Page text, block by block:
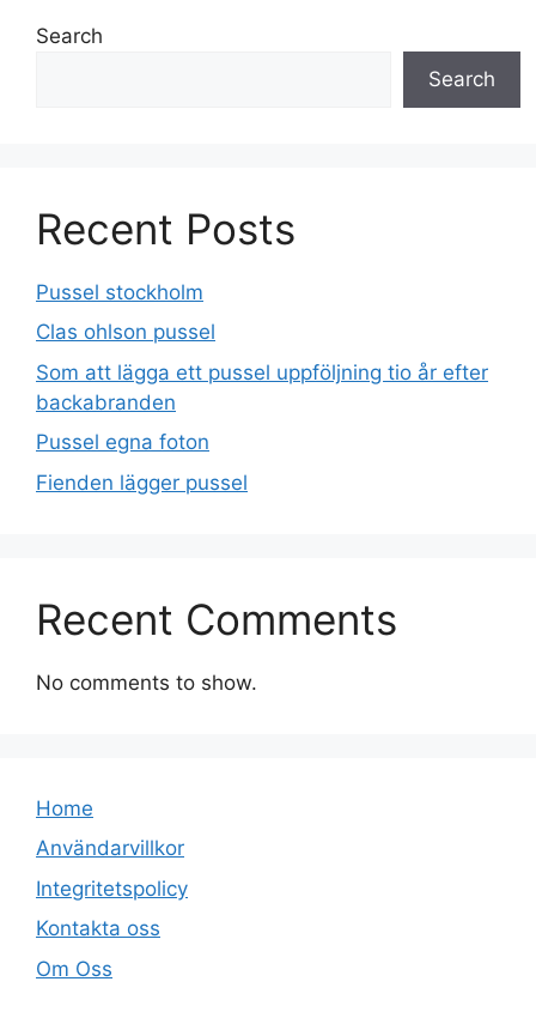
Search
Search
Recent Posts
Pussel stockholm
Clas ohlson pussel
Som att lägga ett pussel uppföljning tio år efter
backabranden
Pussel egna foton
Fienden lägger pussel
Recent Comments
No comments to show.
Home
Användarvillkor
Integritetspolicy
Kontakta oss
Om Oss